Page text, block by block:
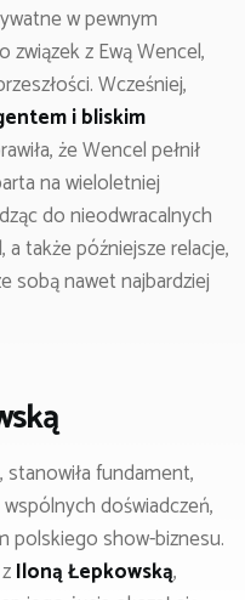
w pewnym
z Ewą Wencel,
Wcześniej,
i bliskim
że Wencel pełnił
na wieloletniej
do nieodwracalnych
także późniejsze relacje,
sobą nawet najbardziej
stanowiła fundament,
doświadczeń,
polskiego show-biznesu.
Iloną Łepkowską,